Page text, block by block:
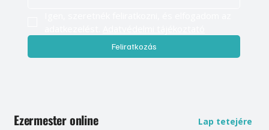
Feliratkozás
Ezermester online Lap tetejére